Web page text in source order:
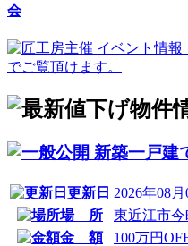
会
新築一戸建
更新日 2026年08月
場 所
東近江市今
金 額
100万円